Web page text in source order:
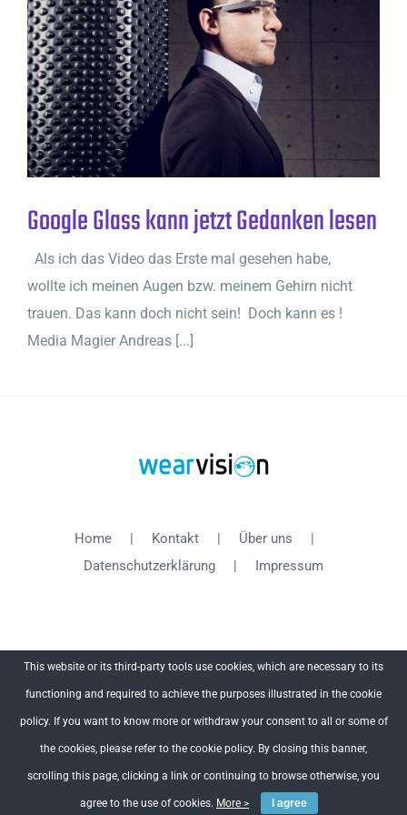
Google Glass kann jetzt Gedanken lesen
Als ich das Video das Erste mal gesehen habe,
wollte ich meinen Augen bzw. meinem Gehirn nicht
trauen. Das kann doch nicht sein! Doch kann es !
Media Magier Andreas [...]
Home Kontakt
Über uns
Datenschutzerklärung
Impressum
This website or its third-party tools use cookies, which are necessary to its
functioning and required to achieve the purposes illustrated in the cookie
policy. If you want to know more or withdraw your consent to all or some of
the cookies, please refer to the cookie policy. By closing this banner,
scrolling this page, clicking a link or continuing to browse otherwise, you
agree to the use of cookies. More > I agree